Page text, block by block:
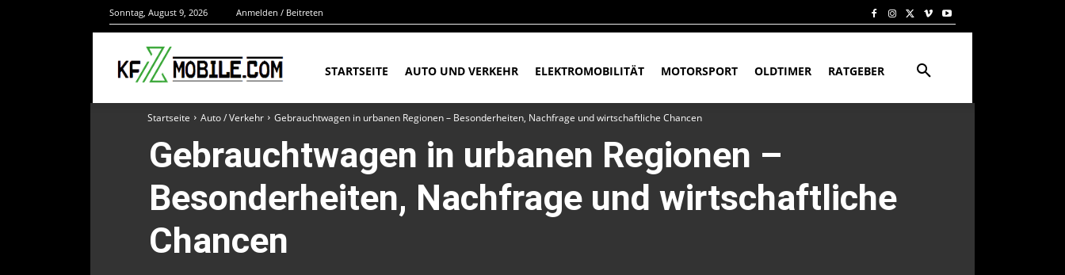
Sonntag, August 9, 2026 Anmelden / Beitreten
STARTSEITE AUTO UND VERKEHR ELEKTROMOBILITÄT MOTORSPORT OLDTIMER RATGEBER
Startseite Auto / Verkehr Gebrauchtwagen in urbanen Regionen – Besonderheiten, Nachfrage und wirtschaftliche Chancen
Gebrauchtwagen in urbanen Regionen –
Besonderheiten, Nachfrage und wirtschaftliche
Chancen